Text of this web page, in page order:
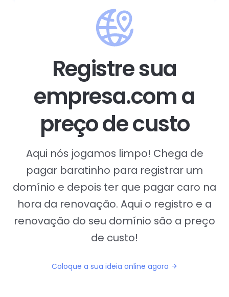
Registre sua
empresa.com a
preço de custo
Aqui nós jogamos limpo! Chega de
pagar baratinho para registrar um
domínio e depois ter que pagar caro na
hora da renovação. Aqui o registro e a
renovação do seu domínio são a preço
de custo!
Coloque a sua ideia online agora